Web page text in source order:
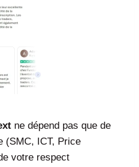
ne dépend pas que de
(SMC, ICT, Price
votre respect